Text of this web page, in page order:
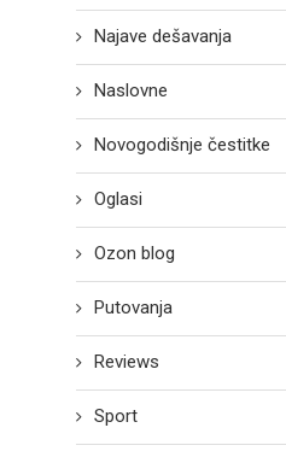
Najave dešavanja
Naslovne
Novogodišnje čestitke
Oglasi
Ozon blog
Putovanja
Reviews
Sport